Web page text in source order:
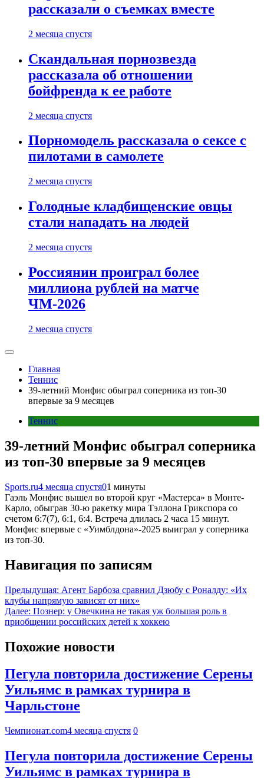
рассказали о съемках вместе
2 месяца спустя
Скандальная порнозвезда
рассказала об отношении
бойфренда к ее работе
2 месяца спустя
Порномодель рассказала о сексе с
пилотами в самолете
2 месяца спустя
Голодные кладбищенские овцы
стали нападать на людей
2 месяца спустя
Россиянин проиграл более
миллиона рублей на матче
ЧМ-2026
2 месяца спустя
Главная
Теннис
39-летний Монфис обыграл соперника из топ-30
впервые за 9 месяцев
Теннис
39-летний Монфис обыграл соперника
из топ-30 впервые за 9 месяцев
Sports.ru4 месяца спустя01 минуты
Гаэль Монфис вышел во второй круг «Мастерса» в Монте-
Карло, обыграв 30-ю ракетку мира Тэллона Грикспора со
счетом 6:7(7), 6:1, 6:4. Встреча длилась 2 часа 15 минут.
Монфис впервые с «Уимблдона»-2025 выиграл у соперника
из топ-30.
Навигация по записям
Предыдущая: Агент Барбоза сравнил Дзюбу с Роналду: «Их
клубы напрямую зависят от них»
Далее: Познер: у Овечкина не такая уж большая роль в
приобщении российских детей к хоккею
Похожие новости
Пегула повторила достижение Серены
Уильямс в рамках турнира в
Чарльстоне
Чемпионат.com4 месяца спустя 0
Пегула повторила достижение Серены
Уильямс в рамках турнира в